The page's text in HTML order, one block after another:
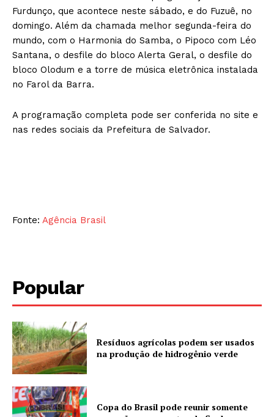
Furdunço, que acontece neste sábado, e do Fuzuê, no
domingo. Além da chamada melhor segunda-feira do
mundo, com o Harmonia do Samba, o Pipoco com Léo
Santana, o desfile do bloco Alerta Geral, o desfile do
bloco Olodum e a torre de música eletrônica instalada
no Farol da Barra.
A programação completa pode ser conferida no site e
nas redes sociais da Prefeitura de Salvador.
Fonte: Agência Brasil
Popular
Resíduos agrícolas podem ser usados
na produção de hidrogênio verde
Copa do Brasil pode reunir somente